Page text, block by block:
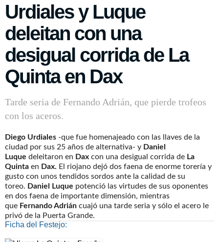
Urdiales y Luque
deleitan con una
desigual corrida de La
Quinta en Dax
Tarde seria de Fernando Adrián, que pierde trofeos
con los aceros.
Diego Urdiales -que fue homenajeado con las llaves de la
ciudad por sus 25 años de alternativa- y Daniel
Luque deleitaron en Dax con una desigual corrida de La
Quinta en Dax. El riojano dejó dos faena de enorme torería y
gusto con unos tendidos sordos ante la calidad de su
toreo. Daniel Luque potenció las virtudes de sus oponentes
en dos faena de importante dimensión, mientras
que Fernando Adrián cuajó una tarde seria y sólo el acero le
privó de la Puerta Grande.
Ficha del Festejo: